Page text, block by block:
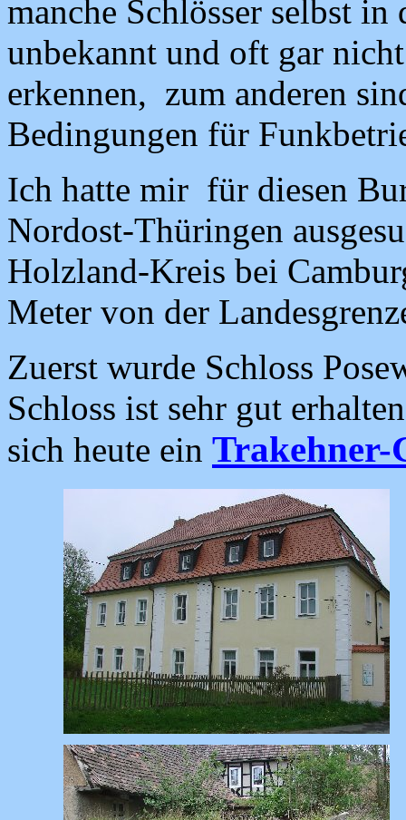
manche Schlösser selbst
unbekannt und oft gar
erkennen, zum anderen
Bedingungen für
Ich hatte mir für diesen
Nordost-Thüringen
Holzland-Kreis bei
Meter von der
Zuerst wurde Schloss
Schloss ist sehr gut
sich heute ein Trakehner-